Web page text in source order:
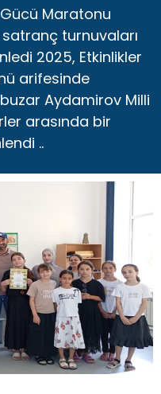
Gücü Maratonu
turnuvaları
2025, Etkinlikler
arifesinde
Aydamirov Milli
arasında bir
..